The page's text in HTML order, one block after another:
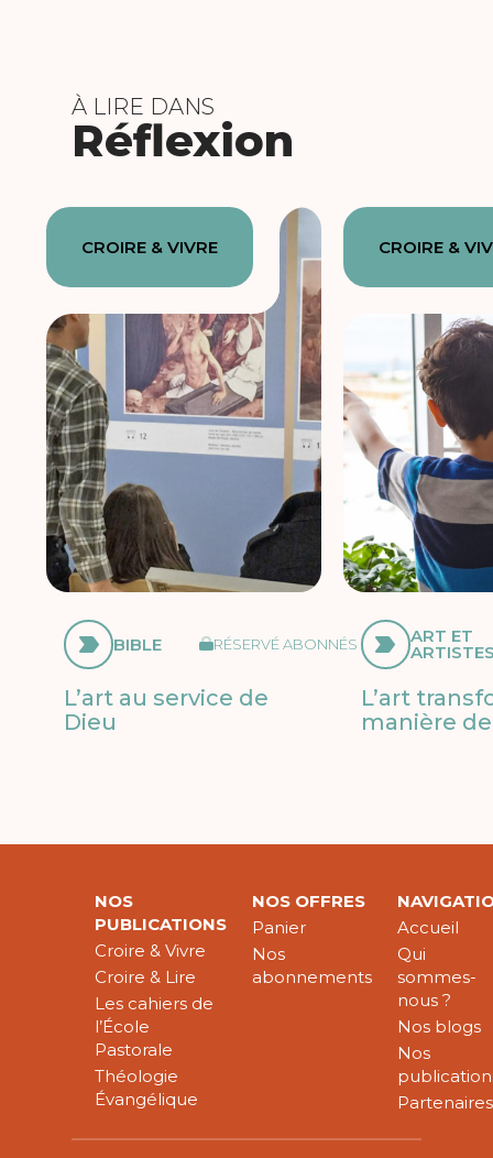
À LIRE DANS
Réflexion
CROIRE & VIVRE
BIBLE RÉSERVÉ ABONNÉS
L’art au service de
Dieu
CROIRE &
ART ET
L’art
manière
NOS
PUBLICATIONS
Croire & Vivre
Croire & Lire
Les cahiers de
l’École
Pastorale
Théologie
Évangélique
NOS OFFRES
Panier
Nos
abonnements
Accueil
Qui
sommes-
nous ?
Nos blogs
Nos
Partenaires